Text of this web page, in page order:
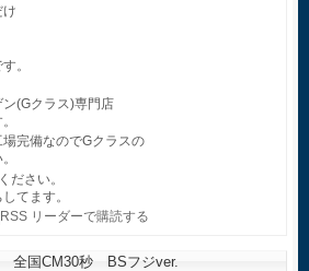
。
(Gクラス)専門店
完備なのでGクラスの
ださい。
てます。
全国CM30秒 BSフジver.